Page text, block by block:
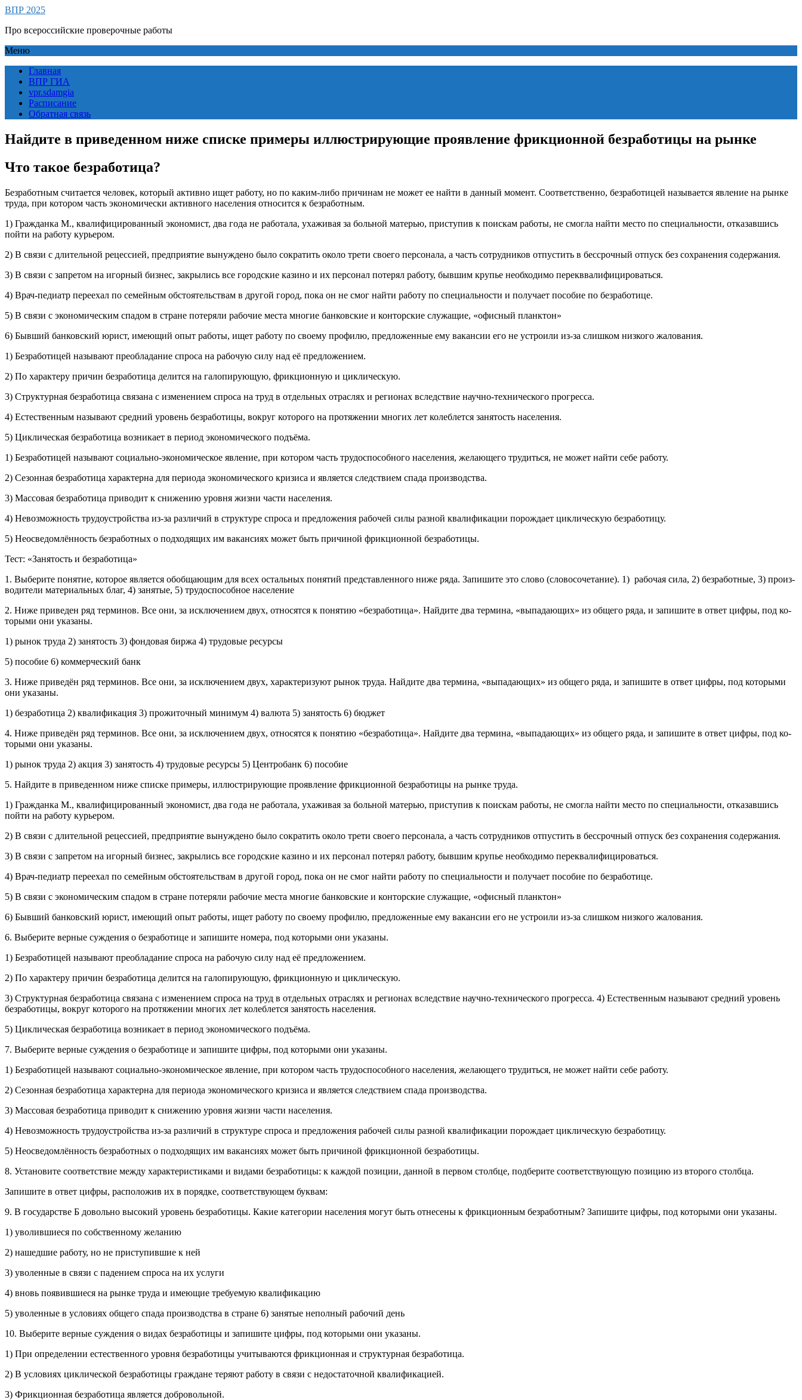
ВПР 2025
Про всероссийские проверочные работы
Меню
Главная
ВПР ГИА
vpr.sdamgia
Расписание
Обратная связь
Найдите в приведенном ниже списке примеры иллюстрирующие проявление фрикционной безработицы на рынке
Что такое безработица?
Безработным считается человек, который активно ищет работу, но по каким-либо причинам не может ее найти в данный момент. Соответственно, безработицей называется явление на рынке
труда, при котором часть экономически активного населения относится к безработным.
1) Гражданка М., квалифицированный экономист, два года не работала, ухаживая за больной матерью, приступив к поискам работы, не смогла найти место по специальности, отказавшись
пойти на работу курьером.
2) В связи с длительной рецессией, предприятие вынуждено было сократить около трети своего персонала, а часть сотрудников отпустить в бессрочный отпуск без сохранения содержания.
3) В связи с запретом на игорный бизнес, закрылись все городские казино и их персонал потерял работу, бывшим крупье необходимо перекввалифицироваться.
4) Врач-педиатр переехал по семейным обстоятельствам в другой город, пока он не смог найти работу по специальности и получает пособие по безработице.
5) В связи с экономическим спадом в стране потеряли рабочие места многие банковские и конторские служащие, «офисный планктон»
6) Бывший банковский юрист, имеющий опыт работы, ищет работу по своему профилю, предложенные ему вакансии его не устроили из-за слишком низкого жалования.
1) Безработицей называют преобладание спроса на рабочую силу над её предложением.
2) По характеру причин безработица делится на галопирующую, фрикционную и циклическую.
3) Структурная безработица связана с изменением спроса на труд в отдельных отраслях и регионах вследствие научно-технического прогресса.
4) Естественным называют средний уровень безработицы, вокруг которого на протяжении многих лет колеблется занятость населения.
5) Циклическая безработица возникает в период экономического подъёма.
1) Безработицей называют социально-экономическое явление, при котором часть трудоспособного населения, желающего трудиться, не может найти себе работу.
2) Сезонная безработица характерна для периода экономического кризиса и является следствием спада производства.
3) Массовая безработица приводит к снижению уровня жизни части населения.
4) Невозможность трудоустройства из-за различий в структуре спроса и предложения рабочей силы разной квалификации порождает циклическую безработицу.
5) Неосведомлённость безработных о подходящих им вакансиях может быть причиной фрикционной безработицы.
Тест: «Занятость и безработица»
1. Вы­бе­ри­те по­ня­тие, ко­то­рое яв­ля­ет­ся обоб­ща­ю­щим для всех осталь­ных по­ня­тий пред­став­лен­но­го ниже ряда. За­пи­ши­те это слово (сло­во­со­че­та­ние). 1) ра­бо­чая сила, 2) без­ра­бот­ные, 3) про­из­
во­ди­те­ли ма­те­ри­аль­ных благ, 4) за­ня­тые, 5) тру­до­спо­соб­ное на­се­ле­ние
2. Ниже при­ве­ден ряд тер­ми­нов. Все они, за ис­клю­че­ни­ем двух, от­но­сят­ся к по­ня­тию «без­ра­бо­ти­ца». Най­ди­те два тер­ми­на, «вы­па­да­ю­щих» из об­ще­го ряда, и за­пи­ши­те в ответ цифры, под ко­
то­ры­ми они ука­за­ны.
1) рынок труда 2) за­ня­тость 3) фон­до­вая биржа 4) тру­до­вые ре­сур­сы
5) по­со­бие 6) ком­мер­че­ский банк
3. Ниже при­ведён ряд тер­ми­нов. Все они, за ис­клю­че­ни­ем двух, ха­рак­те­ри­зу­ют рынок труда. Най­ди­те два тер­ми­на, «вы­па­да­ю­щих» из об­ще­го ряда, и за­пи­ши­те в ответ цифры, под ко­то­ры­ми
они ука­за­ны.
1) без­ра­бо­ти­ца 2) ква­ли­фи­ка­ция 3) про­жи­точ­ный ми­ни­мум 4) ва­лю­та 5) за­ня­тость 6) бюд­жет
4. Ниже при­ведён ряд тер­ми­нов. Все они, за ис­клю­че­ни­ем двух, от­но­сят­ся к по­ня­тию «без­ра­бо­ти­ца». Най­ди­те два тер­ми­на, «вы­па­да­ю­щих» из об­ще­го ряда, и за­пи­ши­те в ответ цифры, под ко­
то­ры­ми они ука­за­ны.
1) рынок труда 2) акция 3) за­ня­тость 4) тру­до­вые ре­сур­сы 5) Цен­тро­банк 6) по­со­бие
5. Най­ди­те в при­ве­ден­ном ниже спис­ке при­ме­ры, ил­лю­стри­ру­ю­щие про­яв­ле­ние фрик­ци­он­ной без­ра­бо­ти­цы на рынке труда.
1) Граж­дан­ка М., ква­ли­фи­ци­ро­ван­ный эко­но­мист, два года не ра­бо­та­ла, уха­жи­вая за боль­ной ма­те­рью, при­сту­пив к по­ис­кам ра­бо­ты, не смог­ла найти место по спе­ци­аль­но­сти, от­ка­зав­шись
пойти на ра­бо­ту ку­рье­ром.
2) В связи с дли­тель­ной ре­цес­си­ей, пред­при­я­тие вы­нуж­де­но было со­кра­тить около трети сво­е­го пер­со­на­ла, а часть со­труд­ни­ков от­пу­стить в бес­сроч­ный от­пуск без со­хра­не­ния со­дер­жа­ния.
3) В связи с за­пре­том на игор­ный биз­нес, за­кры­лись все го­род­ские ка­зи­но и их пер­со­нал по­те­рял ра­бо­ту, быв­шим кру­пье не­об­хо­ди­мо пе­ре­кв­а­ли­фи­ци­ро­вать­ся.
4) Врач-пе­ди­атр пе­ре­ехал по се­мей­ным об­сто­я­тель­ствам в дру­гой город, пока он не смог найти ра­бо­ту по спе­ци­аль­но­сти и по­лу­ча­ет по­со­бие по без­ра­бо­ти­це.
5) В связи с эко­но­ми­че­ским спа­дом в стра­не по­те­ря­ли ра­бо­чие места мно­гие бан­ков­ские и кон­тор­ские слу­жа­щие, «офис­ный планк­тон»
6) Быв­ший бан­ков­ский юрист, име­ю­щий опыт ра­бо­ты, ищет ра­бо­ту по сво­е­му про­фи­лю, пред­ло­жен­ные ему ва­кан­сии его не устро­и­ли из-за слиш­ком низ­ко­го жа­ло­ва­ния.
6. Вы­бе­ри­те вер­ные суж­де­ния о без­ра­бо­ти­це и за­пи­ши­те но­ме­ра, под ко­то­ры­ми они ука­за­ны.
1) Без­ра­бо­ти­цей на­зы­ва­ют пре­об­ла­да­ние спро­са на ра­бо­чую силу над её пред­ло­же­ни­ем.
2) По ха­рак­те­ру при­чин без­ра­бо­ти­ца де­лит­ся на га­ло­пи­ру­ю­щую, фрик­ци­он­ную и цик­ли­че­скую.
3) Струк­тур­ная без­ра­бо­ти­ца свя­за­на с из­ме­не­ни­ем спро­са на труд в от­дель­ных от­рас­лях и ре­ги­о­нах вслед­ствие на­уч­но-тех­ни­че­ско­го про­грес­са. 4) Есте­ствен­ным на­зы­ва­ют сред­ний уро­вень
без­ра­бо­ти­цы, во­круг ко­то­ро­го на про­тя­же­нии мно­гих лет ко­леб­лет­ся за­ня­тость на­се­ле­ния.
5) Цик­ли­че­ская без­ра­бо­ти­ца воз­ни­ка­ет в пе­ри­од эко­но­ми­че­ско­го подъёма.
7. Вы­бе­ри­те вер­ные суж­де­ния о без­ра­бо­ти­це и за­пи­ши­те цифры, под ко­то­ры­ми они ука­за­ны.
1) Без­ра­бо­ти­цей на­зы­ва­ют со­ци­аль­но-эко­но­ми­че­ское яв­ле­ние, при ко­то­ром часть тру­до­спо­соб­но­го на­се­ле­ния, же­ла­ю­ще­го тру­дить­ся, не может найти себе ра­бо­ту.
2) Се­зон­ная без­ра­бо­ти­ца ха­рак­тер­на для пе­ри­о­да эко­но­ми­че­ско­го кри­зи­са и яв­ля­ет­ся след­стви­ем спада про­из­вод­ства.
3) Мас­со­вая без­ра­бо­ти­ца при­во­дит к сни­же­нию уров­ня жизни части на­се­ле­ния.
4) Не­воз­мож­ность тру­до­устрой­ства из-за раз­ли­чий в струк­ту­ре спро­са и пред­ло­же­ния ра­бо­чей силы раз­ной ква­ли­фи­ка­ции по­рож­да­ет цик­ли­че­скую без­ра­бо­ти­цу.
5) Не­осве­домлённость без­ра­бот­ных о под­хо­дя­щих им ва­кан­си­ях может быть при­чи­ной фрик­ци­он­ной без­ра­бо­ти­цы.
8. Уста­но­ви­те со­от­вет­ствие между ха­рак­те­ри­сти­ка­ми и видами безработицы: к каж­дой по­зи­ции, дан­ной в пер­вом столб­це, под­бе­ри­те со­от­вет­ству­ю­щую по­зи­цию из вто­ро­го столб­ца.
За­пи­ши­те в ответ цифры, рас­по­ло­жив их в по­ряд­ке, со­от­вет­ству­ю­щем бук­вам:
9. В го­су­дар­стве Б до­воль­но вы­со­кий уро­вень без­ра­бо­ти­цы. Какие ка­те­го­рии на­се­ле­ния могут быть от­не­се­ны к фрик­ци­он­ным без­ра­бот­ным? За­пи­ши­те цифры, под ко­то­ры­ми они ука­за­ны.
1) уво­лив­ши­е­ся по соб­ствен­но­му же­ла­нию
2) на­шед­шие ра­бо­ту, но не при­сту­пив­шие к ней
3) уво­лен­ные в связи с па­де­ни­ем спро­са на их услу­ги
4) вновь по­явив­ши­е­ся на рынке труда и име­ю­щие тре­бу­е­мую ква­ли­фи­ка­цию
5) уво­лен­ные в усло­ви­ях об­ще­го спада про­из­вод­ства в стра­не 6) за­ня­тые не­пол­ный ра­бо­чий день
10. Выберите верные суждения о видах безработицы и за­пишите цифры, под которыми они указаны.
1) При определении естественного уровня безработицы учитываются фрикционная и структурная безрабо­тица.
2) В условиях циклической безработицы граждане те­ряют работу в связи с недостаточной квалификаци­ей.
3) Фрикционная безработица является добровольной.